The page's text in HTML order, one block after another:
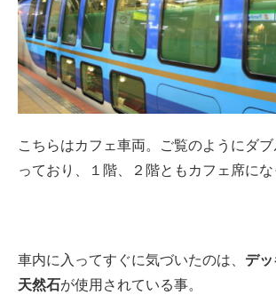
こちらはカフェ車両。ご覧のようにダ
っており、１階、２階ともカフェ席にな
車内に入ってすぐに気づいたのは、 デ
天然石が使用されている事。